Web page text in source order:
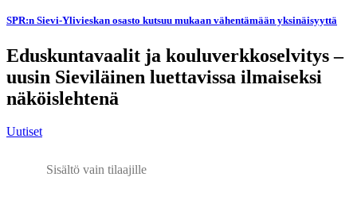
SPR:n Sievi-Ylivieskan osasto kutsuu mukaan vähentämään yksinäisyyttä
Eduskuntavaalit ja kouluverkkoselvitys –
uusin Sieviläinen luettavissa ilmaiseksi
näköislehtenä
Uutiset
Sisältö vain tilaajille